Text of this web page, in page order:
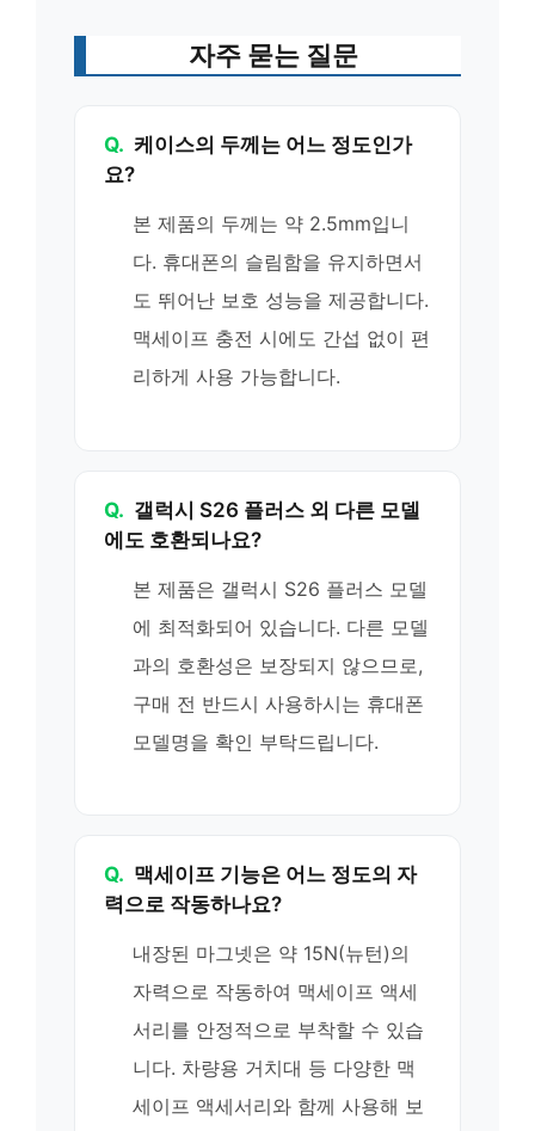
자주 묻는 질문
Q. 케이스의 두께는 어느 정도인가
요?
본 제품의 두께는 약 2.5mm입니
다. 휴대폰의 슬림함을 유지하면서
도 뛰어난 보호 성능을 제공합니다.
맥세이프 충전 시에도 간섭 없이 편
리하게 사용 가능합니다.
Q. 갤럭시 S26 플러스 외 다른 모델
에도 호환되나요?
본 제품은 갤럭시 S26 플러스 모델
에 최적화되어 있습니다. 다른 모델
과의 호환성은 보장되지 않으므로,
구매 전 반드시 사용하시는 휴대폰
모델명을 확인 부탁드립니다.
Q. 맥세이프 기능은 어느 정도의 자
력으로 작동하나요?
내장된 마그넷은 약 15N(뉴턴)의
자력으로 작동하여 맥세이프 액세
서리를 안정적으로 부착할 수 있습
니다. 차량용 거치대 등 다양한 맥
세이프 액세서리와 함께 사용해 보